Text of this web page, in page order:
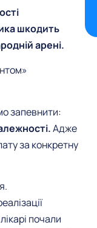
шкодить
арені.
запевнити:
Адже
за конкретну
почали